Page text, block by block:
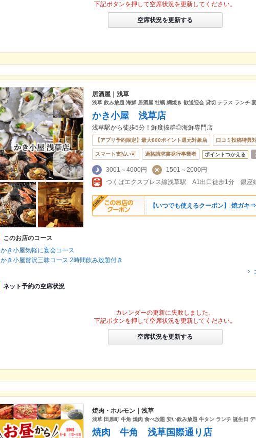
下記ボタンを押して空席状況を更新してください。
空席状況を更新する
居酒屋｜浅草
浅草 飲み放題 海鮮 居酒屋 牡蠣 網焼き 歓送迎会 貸切 テラス ランチ
かき小屋 浅草店
浅草駅から徒歩5分！鮮度抜群◎海鮮専門店
【アプリ予約限定】最大800ポイント還元対象店 口コミ投稿特典
スマート支払い可 適格請求書発行事業者 ポイントつかえる
3001～4000円
1501～2000円
つくばエクスプレス線浅草駅 A1出口徒歩1分 銀
【いつでも使えるクーポン】 焼ガキ
このお店のコース
かき小屋気軽に宴会コース
かき小屋贅沢三昧コース 2時間飲み放題付き
ネット予約の空席状況
カレンダーの更新に失敗しました。
下記ボタンを押して空席状況を更新してください。
空席状況を更新する
焼肉・ホルモン｜浅草
浅草 田原町 牛角 焼肉 食べ放題 安い飲み放題 牛タン ランチ 誕生日 デ
焼肉 牛角 浅草国際通り店